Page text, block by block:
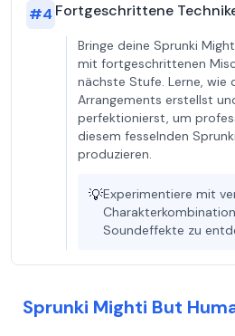
#4 Fortgeschrittene
Bringe deine Sprunki
mit fortgeschrittenen
nächste Stufe. Lerne, wie
Arrangements erstellst
perfektionierst, um
diesem fesselnden
produzieren.
💡Experimentiere mit
Soundeffekte zu
Sprunki Mighti But